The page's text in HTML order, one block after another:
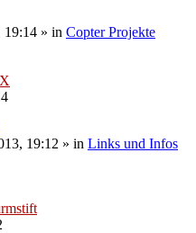
19:14 » in Copter Projekte
19:12 » in Links und Infos